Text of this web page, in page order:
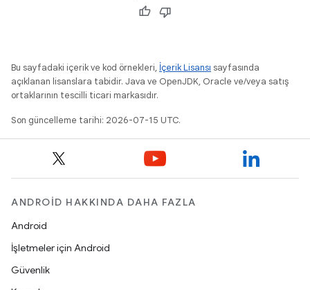
Bu sayfadaki içerik ve kod örnekleri, İçerik Lisansı sayfasında
açıklanan lisanslara tabidir. Java ve OpenJDK, Oracle ve/veya satış
ortaklarının tescilli ticari markasıdır.
Son güncelleme tarihi: 2026-07-15 UTC.
ANDROID HAKKINDA DAHA FAZLA
Android
İşletmeler için Android
Güvenlik